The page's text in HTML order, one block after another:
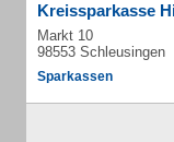
Kreissparkasse
Markt 10
98553 Schleusingen
Sparkassen